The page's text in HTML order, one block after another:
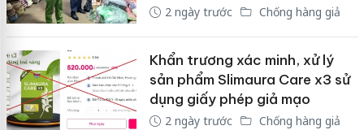
2 ngày trước Chống hàng giả
Khẩn trương xác minh, xử lý
sản phẩm Slimaura Care x3 sử
dụng giấy phép giả mạo
2 ngày trước Chống hàng giả